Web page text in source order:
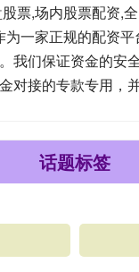
票,场内股票配资,
为一家正规的配资
我们保证资金的安
对接的专款专用，
话题标签